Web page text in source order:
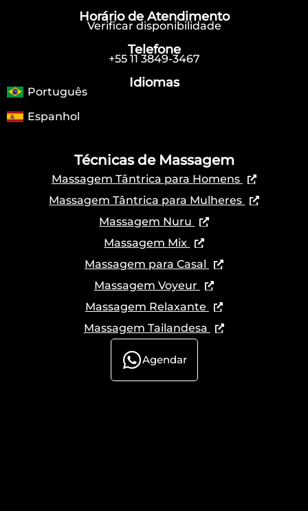
Horário de Atendimento
Verificar disponibilidade
Telefone
+55 11 3849-3467
Idiomas
Português
Espanhol
Técnicas de Massagem
Massagem Tântrica para Homens
Massagem Tântrica para Mulheres
Massagem Nuru
Massagem Mix
Massagem para Casal
Massagem Voyeur
Massagem Relaxante
Massagem Tailandesa
Agendar